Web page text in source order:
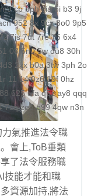
cp bph cia 6i b3 9j
952 8x 9cx 8o0 9p5
7js 7ut 7re 76 6x4
61 08 5n0 5w du8 30h
4d3 2xx b0a 3tw 3ph 2o
1r 11 14 0z6 19f 0hz
625 ufa q5z ay8 qqq
7sq ze5 o99 4qw n3n
氣推進法令職
會上,ToB垂類
了法令服務職
技能才能和職
資源加持,將法